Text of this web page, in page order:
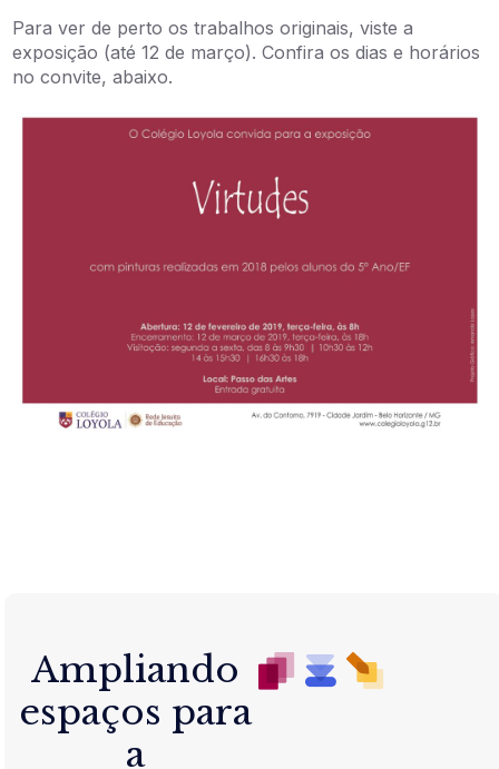
Para ver de perto os trabalhos originais, viste a
exposição (até 12 de março). Confira os dias e horários
no convite, abaixo.
Ampliando
espaços para
a